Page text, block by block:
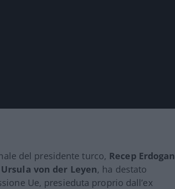
del presidente turco, Recep Erdogan
Ursula von der Leyen, ha destato
Ue, presieduta proprio dall’ex